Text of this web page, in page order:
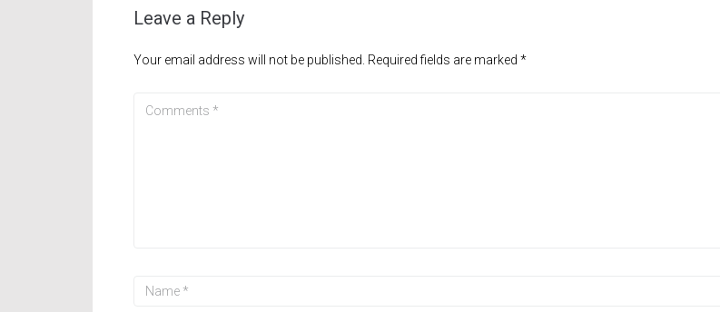
Leave a Reply
Your email address will not be published. Required fields are marked *